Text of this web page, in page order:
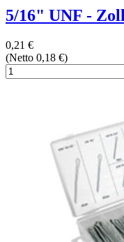
5/16" UNF -
0,21 €
(Netto 0,18 €)